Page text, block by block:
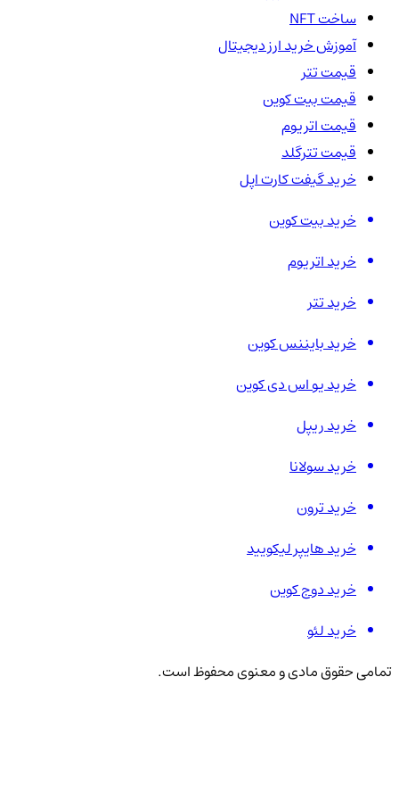
ساخت NFT
آموزش خرید ارز دیجیتال
قیمت تتر
قیمت بیت کوین
قیمت اتریوم
قیمت تترگلد
خرید گیفت کارت اپل
خرید بیت کوین
خرید اتریوم
خرید تتر
خرید بایننس کوین
خرید یو اس دی کوین
خرید ریپل
خرید سولانا
خرید ترون
خرید هایپر لیکویید
خرید دوج کوین
خرید لئو
تمامی حقوق مادی و معنوی محفوظ است.